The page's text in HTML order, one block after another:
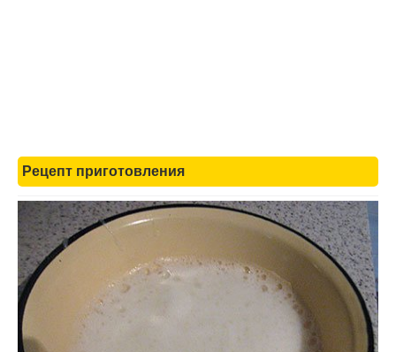
Рецепт приготовления